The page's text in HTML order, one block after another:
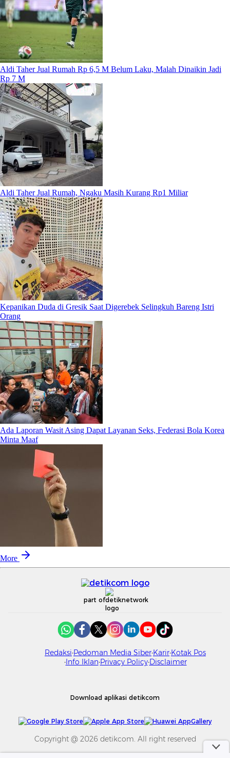
Aldi Taher Jual Rumah Rp 6,5 M Belum Laku, Malah Dinaikin Jadi
Rp 7 M
Aldi Taher Jual Rumah, Ngaku Masih Kurang Rp1 Miliar
Kepanikan Duda di Gresik Saat Digerebek Selingkuh Bareng Istri
Orang
Ada Laporan Wasit Asing Dapat Layanan Seks, Federasi Bola Korea
Minta Maaf
More
part of
Redaksi Pedoman Media Siber Karir Kotak Pos
Info IklanPrivacy PolicyDisclaimer
Download aplikasi detikcom
Copyright @ 2026 detikcom. All right reserved